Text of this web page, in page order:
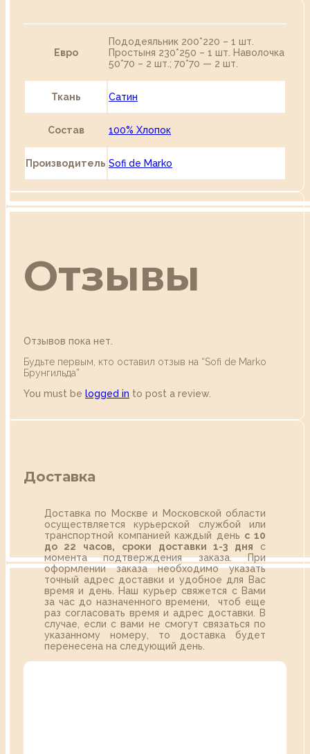
Евро
Пододеяльник 200*220 – 1 шт.
Простыня 230*250 – 1 шт. Наволочка
50*70 – 2 шт.; 70*70 — 2 шт.
Ткань Сатин
Состав 100% Хлопок
Производитель Sofi de Marko
Отзывы
Отзывов пока нет.
Будьте первым, кто оставил отзыв на “Sofi de Marko
Брунгильда”
You must be logged in to post a review.
Доставка
Доставка по Москве и Московской области
осуществляется курьерской службой или
транспортной компанией каждый день с 10
до 22 часов,
сроки доставки 1-3 дня с
момента подтверждения заказа. При
оформлении заказа необходимо указать
точный адрес доставки и удобное для Вас
время и день. Наш курьер свяжется с Вами
за час до назначенного времени, чтоб еще
раз согласовать время и адрес доставки. В
случае, если с вами не смогут связаться по
указанному номеру, то доставка будет
перенесена на следующий день.